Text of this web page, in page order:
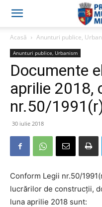
Acasă Anunturi publice,
Anunturi publice, Urbanism
Documente
aprilie 2018,
nr.50/
30 iulie 2018
Conform Legii nr.50/
lucrărilor de construcţii,
luna aprilie 2018 sunt: